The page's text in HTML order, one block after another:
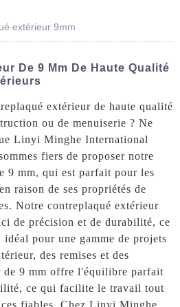
extérieur 9mm
De 9 Mm De Haute Qualité
extérieur de haute qualité
ou de menuiserie ? Ne
Linyi Minghe International
fiers de proposer notre
9 mm, qui est parfait pour les
raison de ses propriétés de
Notre contreplaqué extérieur
de précision et de durabilité, ce
pour une gamme de projets
des remises et des
de 9 mm offre l'équilibre parfait
ce qui facilite le travail tout